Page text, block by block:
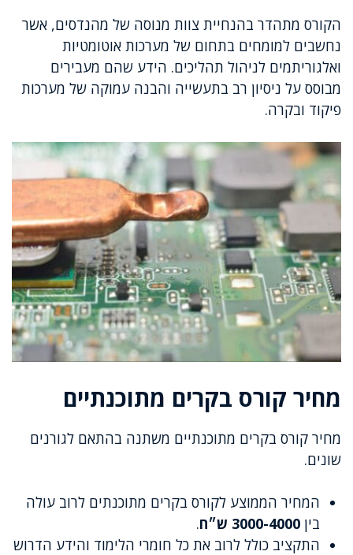
הקורס מתהדר בהנחיית צוות מנוסה של מהנדסים, אשר
נחשבים למומחים בתחום של מערכות אוטומטיות
ואלגוריתמים לניהול תהליכים. הידע שהם מעבירים
מבוסס על ניסיון רב בתעשייה והבנה עמוקה של מערכות
פיקוד ובקרה.
מחיר קורס בקרים מתוכנתיים
מחיר קורס בקרים מתוכנתיים משתנה בהתאם לגורנים
שונים.
המחיר הממוצע לקורס בקרים מתוכנתים לרוב עולה
בין 3000-4000 ש״ח
.
התקציב כולל לרוב את כל חומרי הלימוד והידע הדרוש